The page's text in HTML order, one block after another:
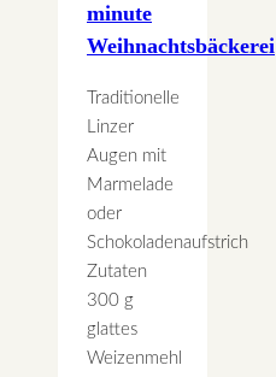
minute
Weihnachtsbäckerei
Traditionelle
Linzer
Augen mit
Marmelade
oder
Schokoladenaufstrich
Zutaten
300 g
glattes
Weizenmehl